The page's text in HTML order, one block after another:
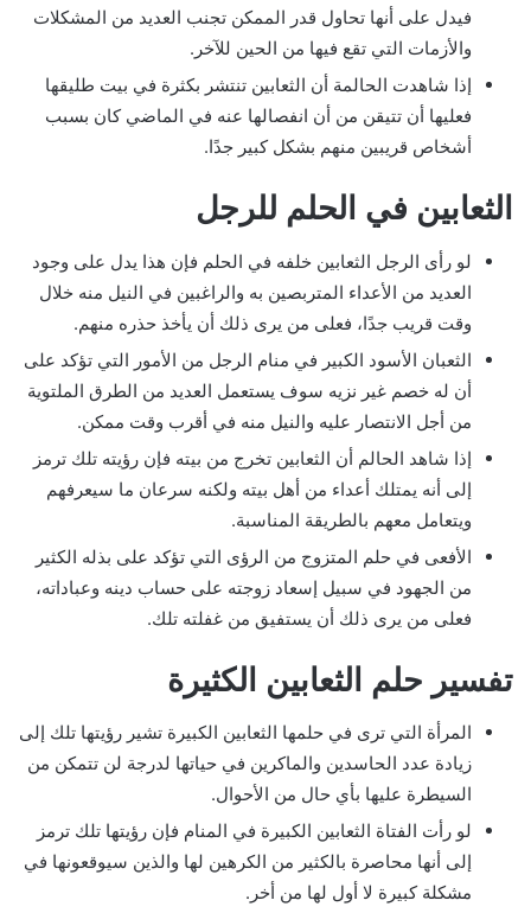
فيدل على أنها تحاول قدر الممكن تجنب العديد من المشكلات
والأزمات التي تقع فيها من الحين للآخر.
إذا شاهدت الحالمة أن الثعابين تنتشر بكثرة في بيت طليقها
فعليها أن تتيقن من أن انفصالها عنه في الماضي كان بسبب
أشخاص قريبين منهم بشكل كبير جدًا.
الثعابين في الحلم للرجل
لو رأى الرجل الثعابين خلفه في الحلم فإن هذا يدل على وجود
العديد من الأعداء المتربصين به والراغبين في النيل منه خلال
وقت قريب جدًا، فعلى من يرى ذلك أن يأخذ حذره منهم.
الثعبان الأسود الكبير في منام الرجل من الأمور التي تؤكد على
أن له خصم غير نزيه سوف يستعمل العديد من الطرق الملتوية
من أجل الانتصار عليه والنيل منه في أقرب وقت ممكن.
إذا شاهد الحالم أن الثعابين تخرج من بيته فإن رؤيته تلك ترمز
إلى أنه يمتلك أعداء من أهل بيته ولكنه سرعان ما سيعرفهم
ويتعامل معهم بالطريقة المناسبة.
الأفعى في حلم المتزوج من الرؤى التي تؤكد على بذله الكثير
من الجهود في سبيل إسعاد زوجته على حساب دينه وعباداته،
فعلى من يرى ذلك أن يستفيق من غفلته تلك.
تفسير حلم الثعابين الكثيرة
المرأة التي ترى في حلمها الثعابين الكبيرة تشير رؤيتها تلك إلى
زيادة عدد الحاسدين والماكرين في حياتها لدرجة لن تتمكن من
السيطرة عليها بأي حال من الأحوال.
لو رأت الفتاة الثعابين الكبيرة في المنام فإن رؤيتها تلك ترمز
إلى أنها محاصرة بالكثير من الكرهين لها والذين سيوقعونها في
مشكلة كبيرة لا أول لها من أخر.